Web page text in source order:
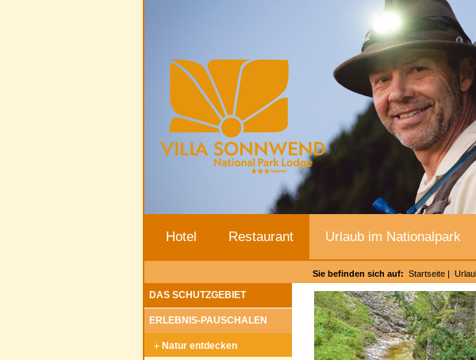
Hotel Restaurant Urlaub im Nationalpark
Sie befinden sich auf: Startseite |
DAS SCHUTZGEBIET
ERLEBNIS-PAUSCHALEN
Natur entdecken